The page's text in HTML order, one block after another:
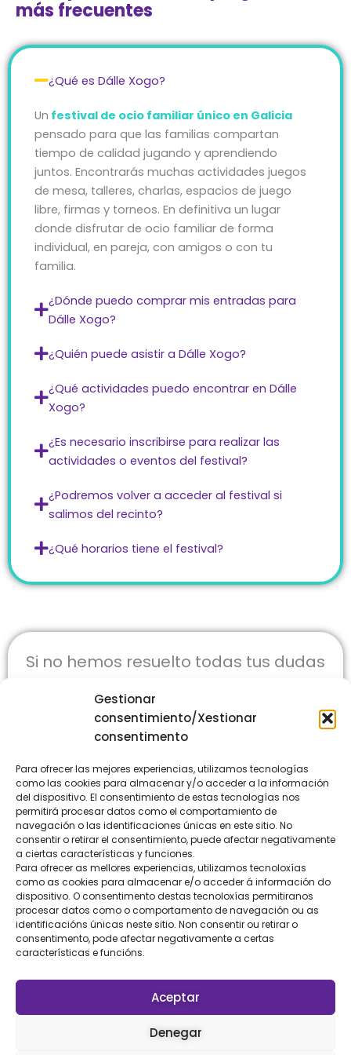
Gestionar
consentimiento/Xestionar
consentimento
Para ofrecer las mejores experiencias, utilizamos tecnologías
como las cookies para almacenar y/o acceder a la información
del dispositivo. El consentimiento de estas tecnologías nos
permitirá procesar datos como el comportamiento de
navegación o las identificaciones únicas en este sitio. No
consentir o retirar el consentimiento, puede afectar negativamente
a ciertas características y funciones.
Para ofrecer as mellores experiencias, utilizamos tecnoloxías
como as cookies para almacenar e/o acceder á información do
dispositivo. O consentimento destas tecnoloxías permitiranos
procesar datos como o comportamento de navegación ou as
identificacións únicas neste sitio. Non consentir ou retirar o
consentimento, pode afectar negativamente a certas
características e funcións.
Aceptar
Denegar
más frecuentes
¿Qué es Dálle Xogo?
Un festival de ocio familiar único en Galicia
pensado para que las familias compartan
tiempo de calidad jugando y aprendiendo
juntos. Encontrarás muchas actividades juegos
de mesa, talleres, charlas, espacios de juego
libre, firmas y torneos. En definitiva un lugar
donde disfrutar de ocio familiar de forma
individual, en pareja, con amigos o con tu
familia.
¿Dónde puedo comprar mis entradas para
Dálle Xogo?
¿Quién puede asistir a Dálle Xogo?
¿Qué actividades puedo encontrar en Dálle
Xogo?
¿Es necesario inscribirse para realizar las
actividades o eventos del festival?
¿Podremos volver a acceder al festival si
salimos del recinto?
¿Qué horarios tiene el festival?
Si no hemos resuelto todas tus dudas
escríbenos a
y te responderemos lo antes posible.
Patrocinadores
Textos legales
FAQs